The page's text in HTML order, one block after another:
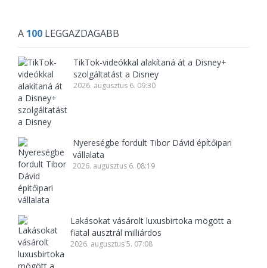
A 100 LEGGAZDAGABB
TikTok-videókkal alakítaná át a Disney+
szolgáltatást a Disney
2026. augusztus 6. 09:30
Nyereségbe fordult Tibor Dávid építőipari
vállalata
2026. augusztus 6. 08:19
Lakásokat vásárolt luxusbirtoka mögött a
fiatal ausztrál milliárdos
2026. augusztus 5. 07:08